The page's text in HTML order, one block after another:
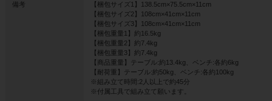
備考
【梱包サイズ1】138.5cm×75.5cm×11cm
【梱包サイズ2】108cm×41cm×11cm
【梱包サイズ3】108cm×41cm×11cm
【梱包重量1】約16.5kg
【梱包重量2】約7.4kg
【梱包重量3】約7.4kg
【商品重量】テーブル:約13.4kg、ベンチ:各約6kg
【耐荷重】テーブル:約50kg、ベンチ:各約100kg
※組み立て時間:2人以上で約45分
※付属工具で組み立て願います。